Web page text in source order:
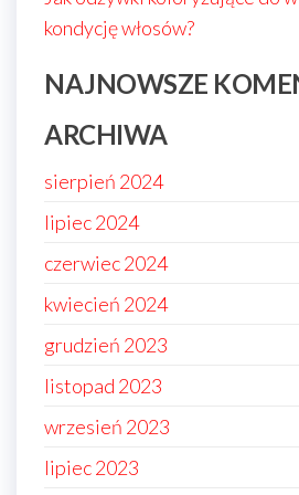
kondycję włosów?
NAJNOWSZE
ARCHIWA
sierpień 2024
lipiec 2024
czerwiec 2024
kwiecień 2024
grudzień 2023
listopad 2023
wrzesień 2023
lipiec 2023